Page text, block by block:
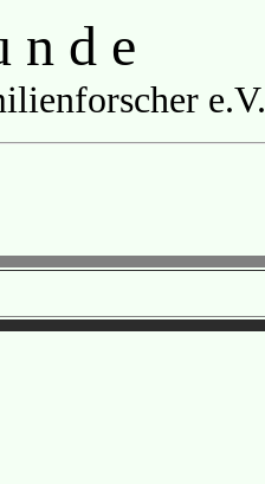
n d e
e.V.